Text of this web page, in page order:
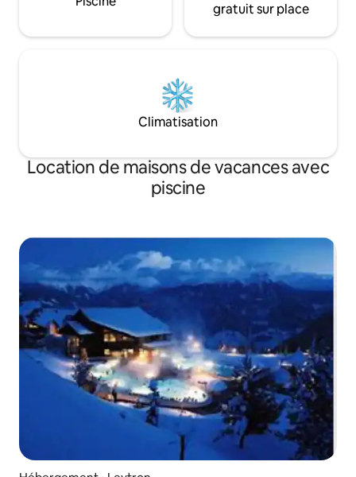
gratuit sur place
Climatisation
Location de maisons de vacances avec
piscine